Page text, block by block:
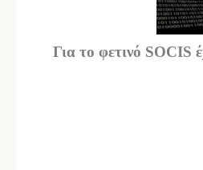
Για το φετινό SOCIS